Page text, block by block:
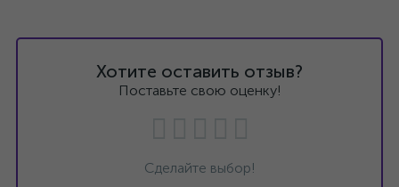
Хотите оставить отзыв?
Поставьте свою оценку!
Сделайте выбор!